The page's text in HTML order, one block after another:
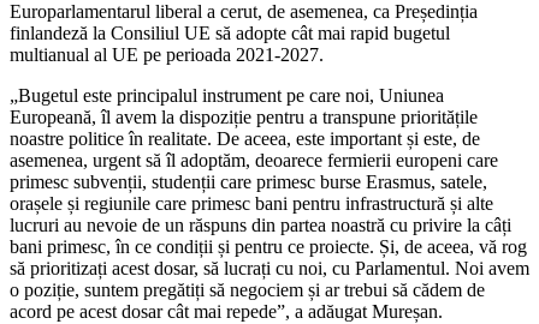
Europarlamentarul liberal a cerut, de asemenea, ca Președinția
finlandeză la Consiliul UE să adopte cât mai rapid bugetul
multianual al UE pe perioada 2021-2027.
„Bugetul este principalul instrument pe care noi, Uniunea
Europeană, îl avem la dispoziție pentru a transpune prioritățile
noastre politice în realitate. De aceea, este important și este, de
asemenea, urgent să îl adoptăm, deoarece fermierii europeni care
primesc subvenții, studenții care primesc burse Erasmus, satele,
orașele și regiunile care primesc bani pentru infrastructură și alte
lucruri au nevoie de un răspuns din partea noastră cu privire la câți
bani primesc, în ce condiții și pentru ce proiecte. Și, de aceea, vă rog
să prioritizați acest dosar, să lucrați cu noi, cu Parlamentul. Noi avem
o poziție, suntem pregătiți să negociem și ar trebui să cădem de
acord pe acest dosar cât mai repede”, a adăugat Mureșan.